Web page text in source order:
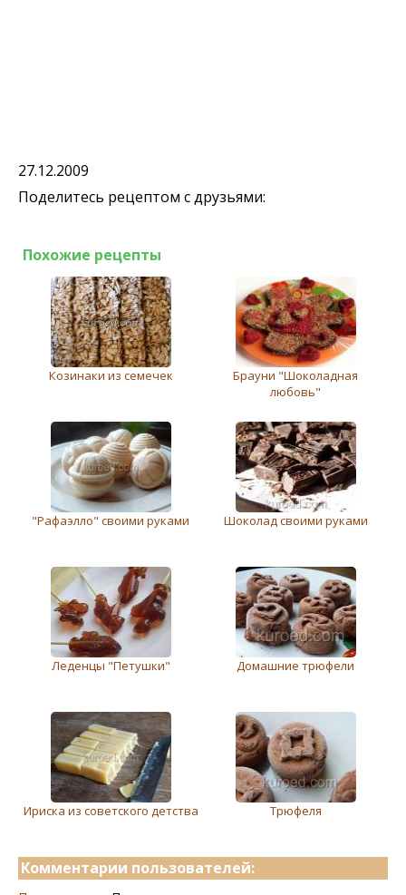
27.12.2009
Поделитесь рецептом с друзьями:
Похожие рецепты
Козинаки из семечек
Брауни "Шоколадная
любовь"
"Рафаэлло" своими руками Шоколад своими руками
Леденцы "Петушки" Домашние трюфели
Ириска из советского детства Трюфеля
Комментарии пользователей: